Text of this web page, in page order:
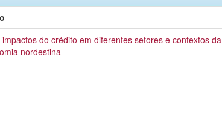
impactos do crédito em diferentes setores e contextos da
nordestina